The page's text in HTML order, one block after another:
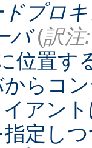
ドプロ
バ (訳注:
位置す
らコ
アン
指定し